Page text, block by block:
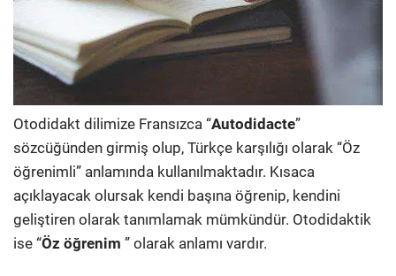
Otodidakt dilimize Fransızca “Autodidacte”
sözcüğünden girmiş olup, Türkçe karşılığı olarak “Öz
öğrenimli” anlamında kullanılmaktadır. Kısaca
açıklayacak olursak kendi başına öğrenip, kendini
geliştiren olarak tanımlamak mümkündür. Otodidaktik
ise “Öz öğrenim ” olarak anlamı vardır.